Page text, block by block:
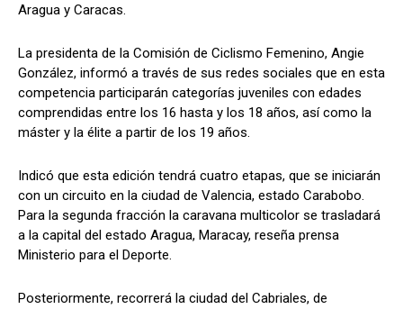
Aragua y Caracas.
La presidenta de la Comisión de Ciclismo Femenino, Angie
González, informó a través de sus redes sociales que en esta
competencia participarán categorías juveniles con edades
comprendidas entre los 16 hasta y los 18 años, así como la
máster y la élite a partir de los 19 años.
Indicó que esta edición tendrá cuatro etapas, que se iniciarán
con un circuito en la ciudad de Valencia, estado Carabobo.
Para la segunda fracción la caravana multicolor se trasladará
a la capital del estado Aragua, Maracay, reseña prensa
Ministerio para el Deporte.
Posteriormente, recorrerá la ciudad del Cabriales, de